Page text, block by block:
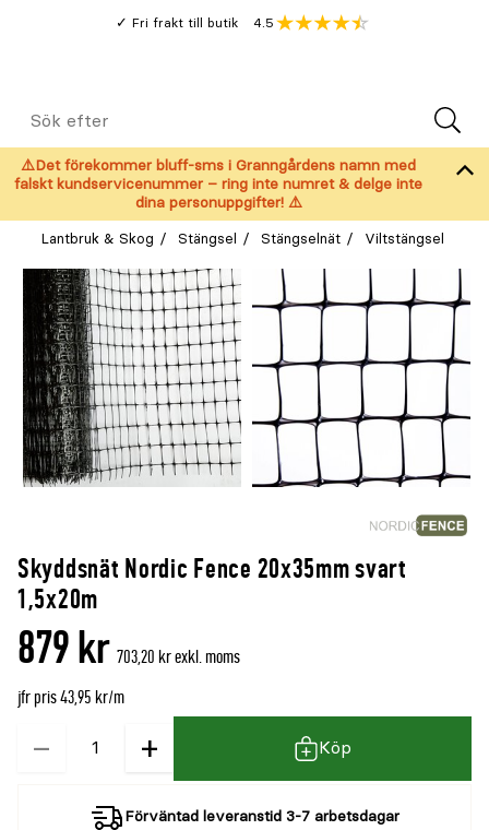
Fri frakt till butik
Genomsnitt
4.5
Meny
Sök
efter
⚠️Det förekommer bluff-sms i Granngårdens namn med
falskt kundservicenummer – ring inte numret & delge inte
dina personuppgifter! ⚠️
Lantbruk & Skog Stängsel Stängselnät Viltstängsel
Skyddsnät Nordic Fence 20x35mm svart
1,5x20m
879 kr 703,20 kr exkl. moms
jfr pris 43,95 kr/m
−
Kvantitet + Köp
Förväntad leveranstid 3-7 arbetsdagar